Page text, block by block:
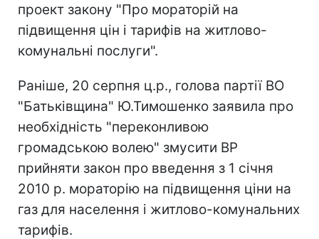
проект закону "Про мораторій на
підвищення цін і тарифів на житлово-
комунальні послуги".
Раніше, 20 серпня ц.р., голова партії ВО
"Батьківщина" Ю.Тимошенко заявила про
необхідність "переконливою
громадською волею" змусити ВР
прийняти закон про введення з 1 січня
2010 р. мораторію на підвищення ціни на
газ для населення і житлово-комунальних
тарифів.